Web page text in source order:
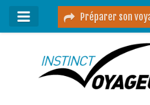
Préparer son
Mon podcast